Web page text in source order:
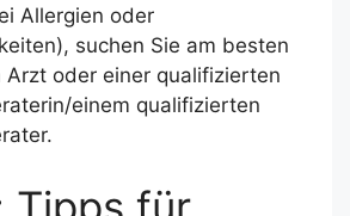
Allergien oder
suchen Sie am besten
Arzt oder einer qualifizierten
einem qualifizierten